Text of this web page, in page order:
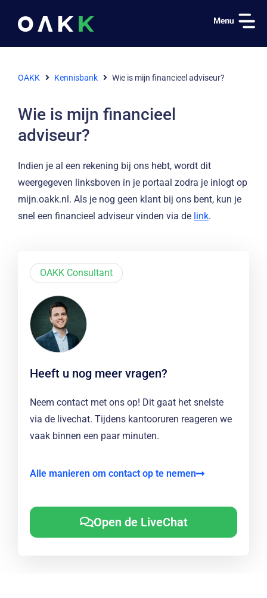
OAKK Kennisbank Wie is mijn financieel adviseur?
Wie is mijn financieel
adviseur?
Indien je al een rekening bij ons hebt, wordt dit
weergegeven linksboven in je portaal zodra je inlogt op
mijn.oakk.nl. Als je nog geen klant bij ons bent, kun je
snel een financieel adviseur vinden via de link.
OAKK Consultant
Heeft u nog meer vragen?
Neem contact met ons op! Dit gaat het snelste
via de livechat. Tijdens kantooruren reageren we
vaak binnen een paar minuten.
Alle manieren om contact op te nemen
Open de LiveChat